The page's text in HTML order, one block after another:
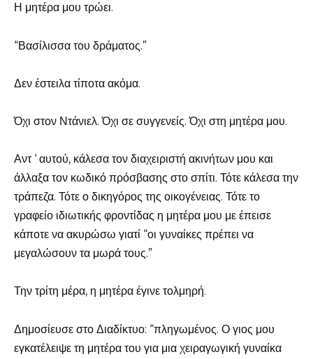
Η μητέρα μου τρώει.
“Βασίλισσα του δράματος.”
Δεν έστειλα τίποτα ακόμα.
Όχι στον Ντάνιελ. Όχι σε συγγενείς. Όχι στη μητέρα μου.
Αντ ‘ αυτού, κάλεσα τον διαχειριστή ακινήτων μου και
άλλαξα τον κωδικό πρόσβασης στο σπίτι. Τότε κάλεσα την
τράπεζα. Τότε ο δικηγόρος της οικογένειας. Τότε το
γραφείο ιδιωτικής φροντίδας η μητέρα μου με έπεισε
κάποτε να ακυρώσω γιατί “οι γυναίκες πρέπει να
μεγαλώσουν τα μωρά τους.”
Την τρίτη μέρα, η μητέρα έγινε τολμηρή.
Δημοσίευσε στο Διαδίκτυο: “πληγωμένος. Ο γιος μου
εγκατέλειψε τη μητέρα του για μια χειραγωγική γυναίκα